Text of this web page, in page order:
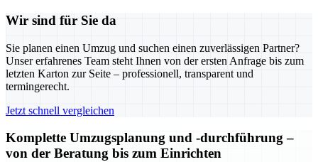
Wir sind für Sie da
Sie planen einen Umzug und suchen einen zuverlässigen Partner?
Unser erfahrenes Team steht Ihnen von der ersten Anfrage bis zum
letzten Karton zur Seite – professionell, transparent und
termingerecht.
Jetzt schnell vergleichen
Komplette Umzugsplanung und -durchführung –
von der Beratung bis zum Einrichten